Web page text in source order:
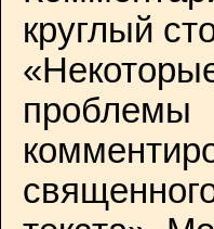
круглый
проблемы